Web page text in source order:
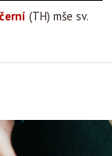
(TH) mše sv.